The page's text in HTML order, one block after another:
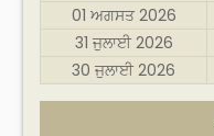
01 ਅਗਸਤ 2026
31 ਜੁਲਾਈ 2026
30 ਜੁਲਾਈ 2026